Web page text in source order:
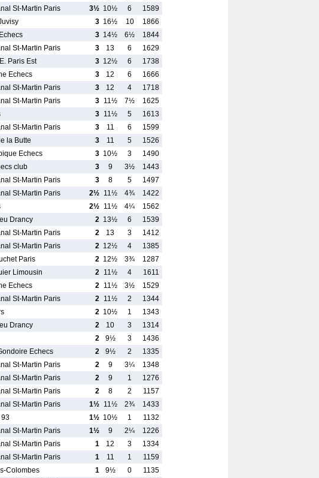
St-Martin Paris 3½ 10½ 6
1589
3 16½ 10
1866
3 14½ 6½
1844
St-Martin Paris 3 13 6
1629
Paris Est 3 12½ 6
1738
Echecs 3 12 6
1666
St-Martin Paris 3 12 4
1718
St-Martin Paris 3 11½ 7½
1625
3 11½ 5
1613
St-Martin Paris 3 11 6
1599
la Butte 3 11 5
1526
Echecs 3 10½ 3
1490
club 3 9 3½
1443
St-Martin Paris 3 8 5
1497
St-Martin Paris 2½ 11½ 4¾
1422
2½ 11½ 4¼
1562
Drancy 2 13½ 6
1539
St-Martin Paris 2 13 3
1412
St-Martin Paris 2 12½ 4
1385
Paris 2 12½ 3¾
1287
Limousin 2 11½ 4
1611
Echecs 2 11½ 3½
1529
St-Martin Paris 2 11½ 2
1344
2 10½ 1
1343
Drancy 2 10 3
1314
2 9½ 3
1436
Echecs 2 9½ 2
1335
St-Martin Paris 2 9 3¼
1348
St-Martin Paris 2 9 1
1276
St-Martin Paris 2 8 2
1157
St-Martin Paris 1½ 11½ 2¾
1433
93 1½ 10½ 1
1132
St-Martin Paris 1½ 9 2¼
1226
St-Martin Paris 1 12 3
1334
St-Martin Paris 1 11 1
1159
Colombes 1 9½ 0
1135